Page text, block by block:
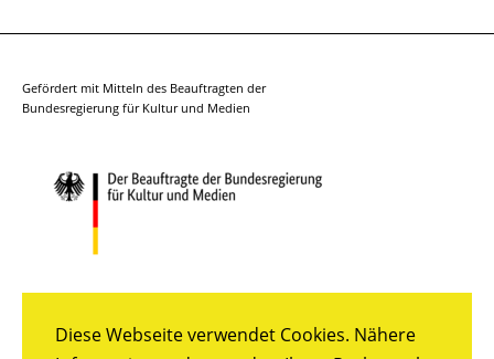
Diese Webseite verwendet Cookies. Nähere
auf
auf
auf
Gefördert mit Mitteln des Beauftragten der
Bundesregierung für Kultur und Medien